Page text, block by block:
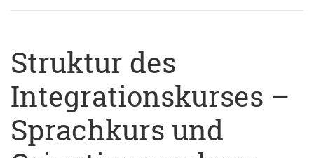
Struktur des
Integrationskurses –
Sprachkurs und